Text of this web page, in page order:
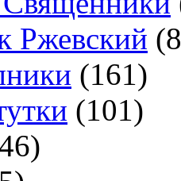
Ржевский
(161)
(101)